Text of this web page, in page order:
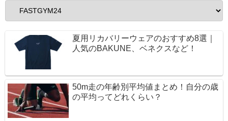
夏用リカバリーウェアのおすすめ8選｜
人気のBAKUNE、ベネクスなど！
50m走の年齢別平均値まとめ！自分の歳
の平均ってどれくらい？